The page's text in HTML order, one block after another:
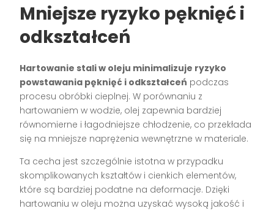
Mniejsze ryzyko pęknięć i
odkształceń
Hartowanie stali w oleju minimalizuje ryzyko
powstawania pęknięć i odkształceń podczas
procesu obróbki cieplnej. W porównaniu z
hartowaniem w wodzie, olej zapewnia bardziej
równomierne i łagodniejsze chłodzenie, co przekłada
się na mniejsze naprężenia wewnętrzne w materiale.
Ta cecha jest szczególnie istotna w przypadku
skomplikowanych kształtów i cienkich elementów,
które są bardziej podatne na deformacje. Dzięki
hartowaniu w oleju można uzyskać wysoką jakość i